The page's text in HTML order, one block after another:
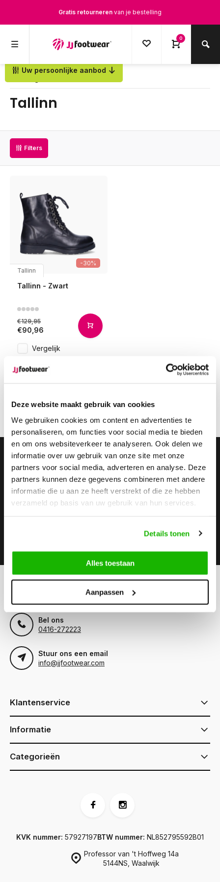
Deze website maakt gebruik van cookies
We gebruiken cookies om content en advertenties te
personaliseren, om functies voor social media te bieden
en om ons websiteverkeer te analyseren. Ook delen we
informatie over uw gebruik van onze site met onze
partners voor social media, adverteren en analyse. Deze
partners kunnen deze gegevens combineren met andere
informatie die u aan ze heeft verstrekt of die ze hebben
verzameld op basis van uw gebruik van hun services.
Details tonen
Alles toestaan
Aanpassen
Gratis retourneren van je bestelling
0
Uw persoonlijke aanbod
Tallinn
Filters
-30%
Tallinn
Tallinn - Zwart
€129,95
€90,96
Vergelijk
Pagina 1 van 1
Stay up to date
Abonneer je op onze nieuwsbrief om op de hoogte te
blijven.
Kunnen we helpen?
Klantenservice:
Bel ons
0416-272223
Stuur ons een email
info@jjfootwear.com
Klantenservice
Informatie
Categorieën
Professor van 't Hoffweg 14a
5144NS, Waalwijk
KVK nummer: 57927197BTW nummer: NL852795592B01